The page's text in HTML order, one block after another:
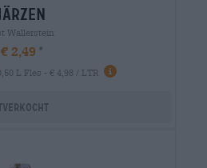
Wallerstein
€ 2,49
L Fles - € 4,98 / LTR